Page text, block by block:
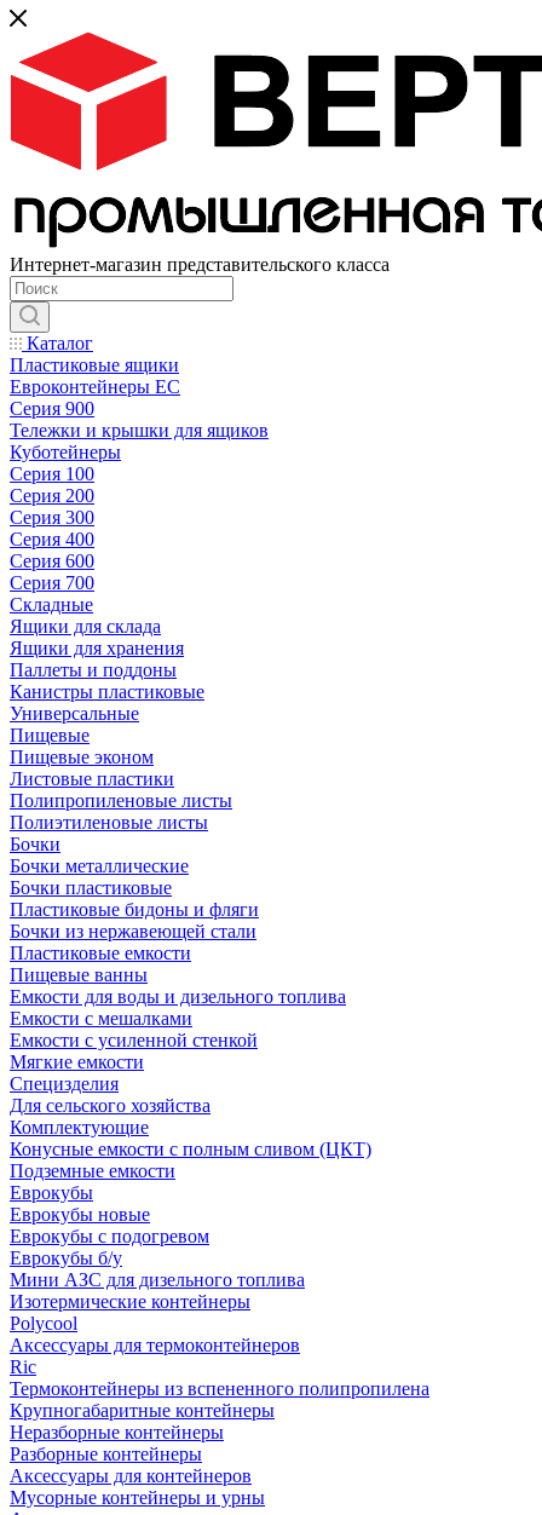
Интернет-магазин представительского класса
Каталог
Пластиковые ящики
Евроконтейнеры ЕС
Серия 900
Тележки и крышки для ящиков
Куботейнеры
Серия 100
Серия 200
Серия 300
Серия 400
Серия 600
Серия 700
Складные
Ящики для склада
Ящики для хранения
Паллеты и поддоны
Канистры пластиковые
Универсальные
Пищевые
Пищевые эконом
Листовые пластики
Полипропиленовые листы
Полиэтиленовые листы
Бочки
Бочки металлические
Бочки пластиковые
Пластиковые бидоны и фляги
Бочки из нержавеющей стали
Пластиковые емкости
Пищевые ванны
Емкости для воды и дизельного топлива
Емкости с мешалками
Емкости с усиленной стенкой
Мягкие емкости
Специзделия
Для сельского хозяйства
Комплектующие
Конусные емкости с полным сливом (ЦКТ)
Подземные емкости
Еврокубы
Еврокубы новые
Еврокубы с подогревом
Еврокубы б/у
Мини АЗС для дизельного топлива
Изотермические контейнеры
Polycool
Аксессуары для термоконтейнеров
Ric
Термоконтейнеры из вспененного полипропилена
Крупногабаритные контейнеры
Неразборные контейнеры
Разборные контейнеры
Аксессуары для контейнеров
Мусорные контейнеры и урны